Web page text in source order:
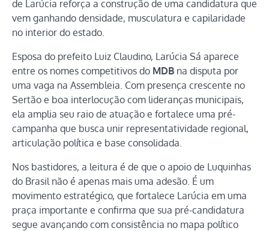
de Larúcia reforça a construção de uma candidatura que
vem ganhando densidade, musculatura e capilaridade
no interior do estado.
Esposa do prefeito Luiz Claudino, Larúcia Sá aparece
entre os nomes competitivos do MDB na disputa por
uma vaga na Assembleia. Com presença crescente no
Sertão e boa interlocução com lideranças municipais,
ela amplia seu raio de atuação e fortalece uma pré-
campanha que busca unir representatividade regional,
articulação política e base consolidada.
Nos bastidores, a leitura é de que o apoio de Luquinhas
do Brasil não é apenas mais uma adesão. É um
movimento estratégico, que fortalece Larúcia em uma
praça importante e confirma que sua pré-candidatura
segue avançando com consistência no mapa político